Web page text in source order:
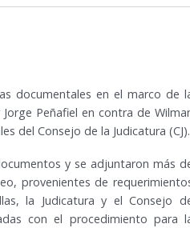
documentales en el marco de
Peñafiel en contra de
del Consejo de la Judicatura (CJ).
y se adjuntaron más
provenientes de
la Judicatura y el Consejo
con el procedimiento para